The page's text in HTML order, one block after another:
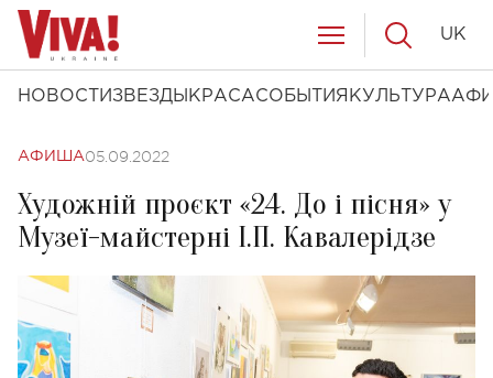
НОВОСТИ ЗВЕЗДЫ КРАСАСОБЫТИЯ КУЛЬТУРА
UK
АФИША05.09.2022
Художній проєкт «24. До і пісня» у
Музеї-майстерні І.П. Кавалерідзе